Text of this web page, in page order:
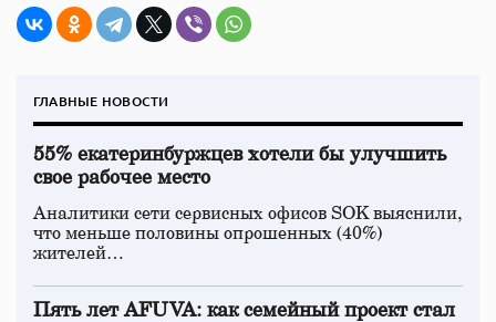
ГЛАВНЫЕ НОВОСТИ
55% екатеринбуржцев хотели бы улучшить
свое рабочее место
Аналитики сети сервисных офисов SOK выяснили,
что меньше половины опрошенных (40%)
жителей…
Пять лет AFUVA: как семейный проект стал